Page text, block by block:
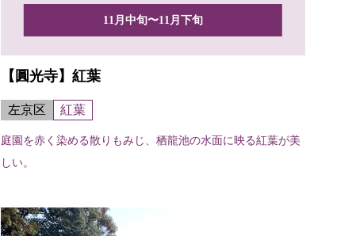
11月中旬〜11月下旬
【圓光寺】紅葉
左京区 紅葉
庭園を赤く染める散りもみじ、栖龍池の水面に映る紅葉が美
しい。